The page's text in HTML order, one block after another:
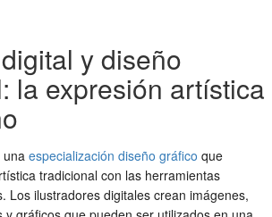
y diseño
la expresión artística
una especialización diseño gráfico que
tradicional con las herramientas
Los ilustradores digitales crean imágenes,